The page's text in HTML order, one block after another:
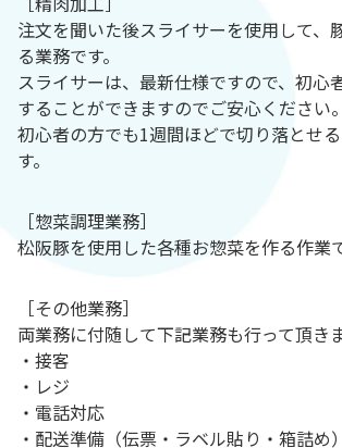
注文を聞いた後スライサーを使用して、
る業務です。
スライサーは、最新仕様ですので、初心
することができますのでご安心ください。
初心者の方でも1週間ほどで切り落とせ
す。
［惣菜調理業務］
松阪豚を使用した各種お惣菜を作る作業で
［その他業務］
両業務に付随して下記業務も行って頂きま
・接客
・レジ
・電話対応
・配送準備（伝票・ラベル貼り・箱詰め